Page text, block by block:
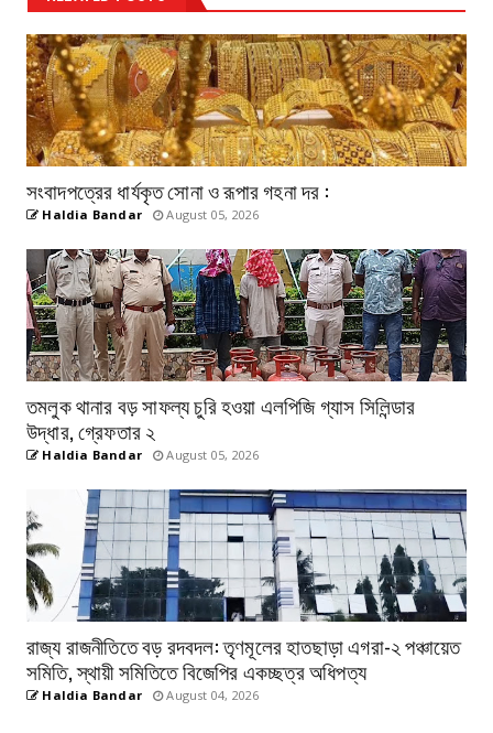
সংবাদপত্রের ধার্যকৃত সোনা ও রূপার গহনা দর :
Haldia Bandar August 05, 2026
তমলুক থানার বড় সাফল্য চুরি হওয়া এলপিজি গ্যাস সিলিন্ডার
উদ্ধার, গ্রেফতার ২
Haldia Bandar August 05, 2026
রাজ্য রাজনীতিতে বড় রদবদল: তৃণমূলের হাতছাড়া এগরা-২ পঞ্চায়েত
সমিতি, স্থায়ী সমিতিতে বিজেপির একচ্ছত্র অধিপত্য
Haldia Bandar August 04, 2026